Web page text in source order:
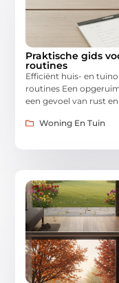
Praktische gids
routines
Efficiënt huis- en
routines Een
een gevoel van rust
Woning En Tuin